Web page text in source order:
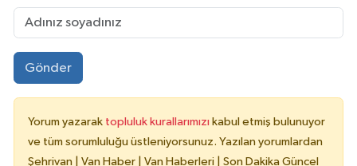
Gönder
Yorum yazarak topluluk kurallarımızı kabul etmiş bulunuyor
ve tüm sorumluluğu üstleniyorsunuz. Yazılan yorumlardan
Şehrivan | Van Haber | Van Haberleri | Son Dakika Güncel